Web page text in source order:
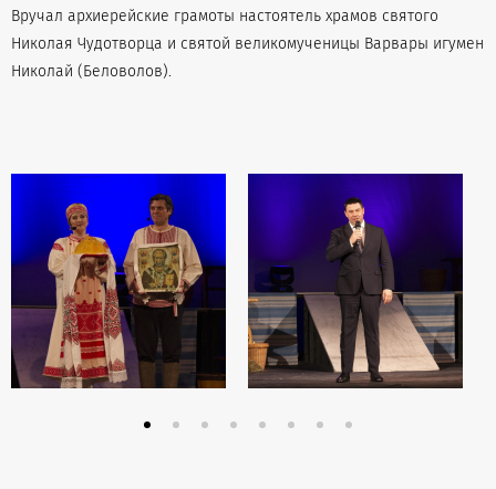
Вручал архиерейские грамоты настоятель храмов святого
Николая Чудотворца и святой великомученицы Варвары игумен
Николай (Беловолов).